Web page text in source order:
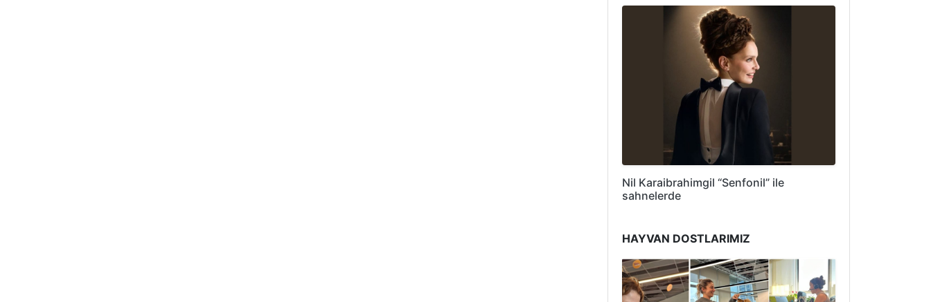
Nil Karaibrahimgil “Senfonil” ile
sahnelerde
HAYVAN DOSTLARIMIZ